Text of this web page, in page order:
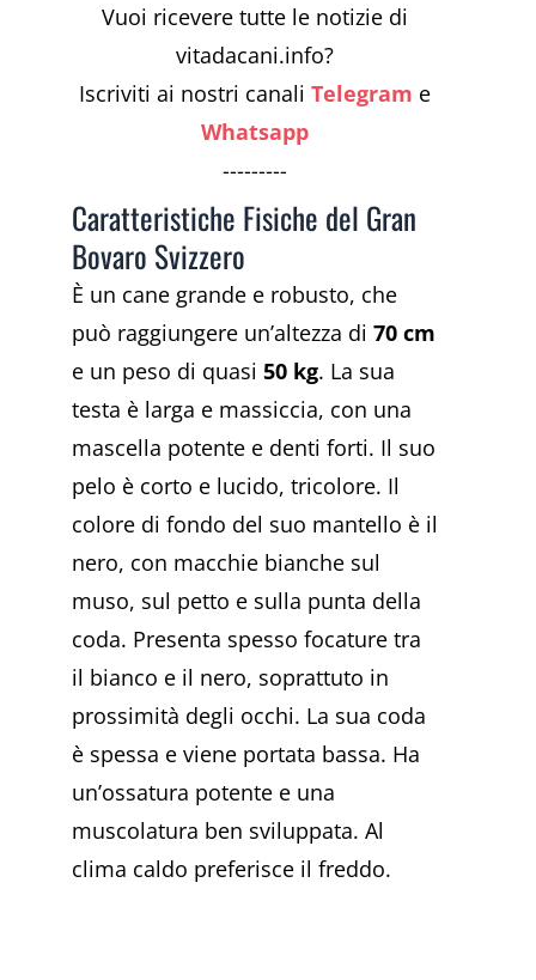
Vuoi ricevere tutte le notizie di
vitadacani.info?
Iscriviti ai nostri canali Telegram e
Whatsapp
---------
Caratteristiche Fisiche del Gran
Bovaro Svizzero
È un cane grande e robusto, che
può raggiungere un’altezza di 70 cm
e un peso di quasi 50 kg. La sua
testa è larga e massiccia, con una
mascella potente e denti forti. Il suo
pelo è corto e lucido, tricolore. Il
colore di fondo del suo mantello è il
nero, con macchie bianche sul
muso, sul petto e sulla punta della
coda. Presenta spesso focature tra
il bianco e il nero, soprattuto in
prossimità degli occhi. La sua coda
è spessa e viene portata bassa. Ha
un’ossatura potente e una
muscolatura ben sviluppata. Al
clima caldo preferisce il freddo.